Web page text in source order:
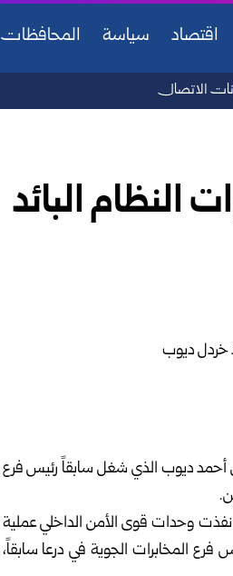
اقتصاد سياسة المحافظات
الاتصال
النظام البائد
أحمد ديوب الذي شغل سابقاً رئيس فرع
نفذت وحدات قوى الأمن الداخلي عملية
فرع المخابرات الجوية في درعا سابقاً،